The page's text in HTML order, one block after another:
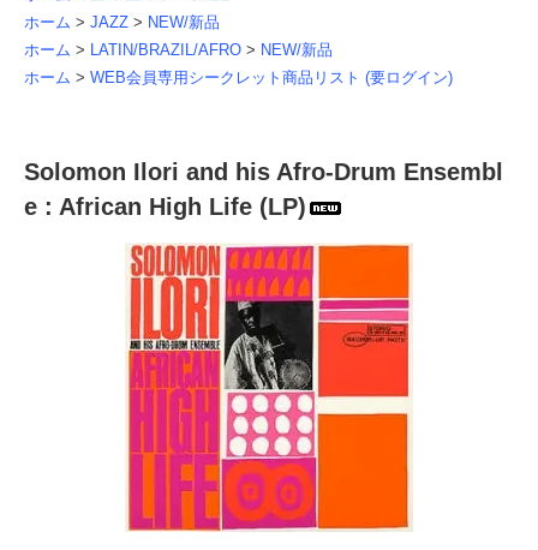
ホーム > JAZZ > NEW/新品
ホーム > LATIN/BRAZIL/AFRO > NEW/新品
ホーム > WEB会員専用シークレット商品リスト (要ログイン)
Solomon Ilori and his Afro-Drum Ensembl
e : African High Life (LP)